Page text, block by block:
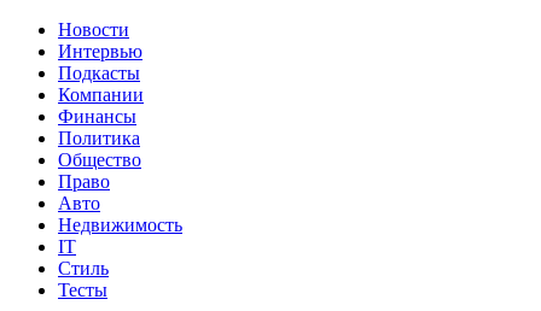
Новости
Интервью
Подкасты
Компании
Финансы
Политика
Общество
Право
Авто
Недвижимость
IT
Стиль
Тесты